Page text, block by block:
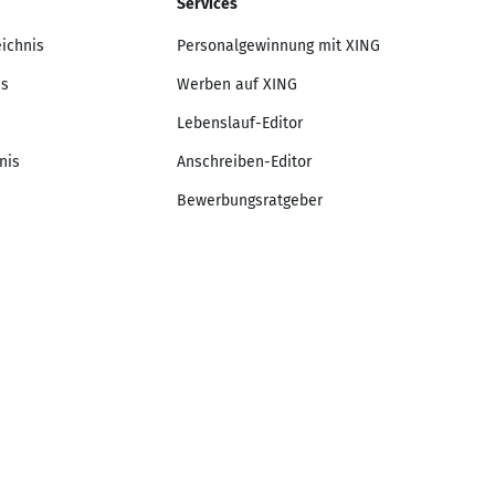
Services
Personalgewinnung mit XING
Werben auf XING
Lebenslauf-Editor
Anschreiben-Editor
Bewerbungsratgeber